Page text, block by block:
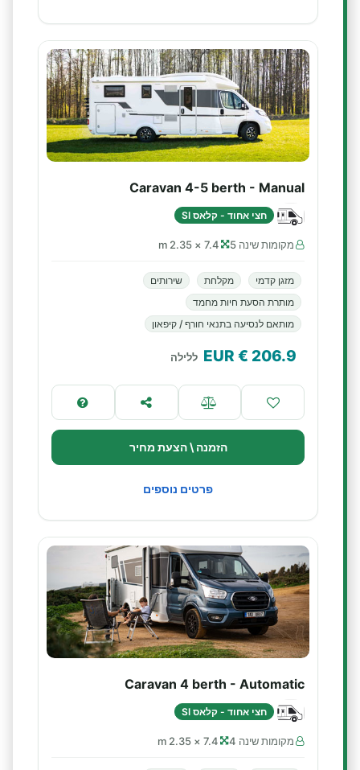
Caravan 4-5 berth - Manual
חצי אחוד - קלאס SI
מקומות שינה 5 7.4 × 2.35 m
מזגן קדמי מקלחת
שירותים
מותרת הסעת חיות מחמד
מותאם לנסיעה בתנאי חורף / קיפאון
206.9
€ EUR ללילה
הזמנה \ הצעת מחיר
פרטים נוספים
Caravan 4 berth - Automatic
חצי אחוד - קלאס SI
מקומות שינה 4 7.4 × 2.35 m